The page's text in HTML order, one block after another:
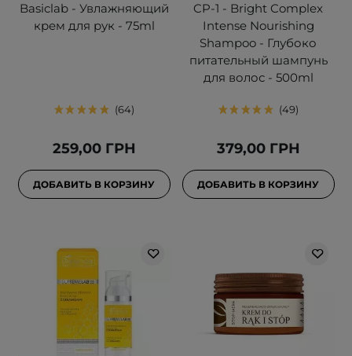
Basiclab - Увлажняющий
крем для рук - 75ml
64
259,00 ГРН
ДОБАВИТЬ В КОРЗИНУ
CP-1 - Bright Complex
Intense Nourishing
Shampoo - Глубоко
питательный шампунь
для волос - 500ml
49
379,00 ГРН
ДОБАВИТЬ В КОРЗИНУ